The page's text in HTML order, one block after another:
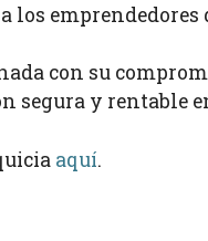
los
con su
segura y rentable
aquí.